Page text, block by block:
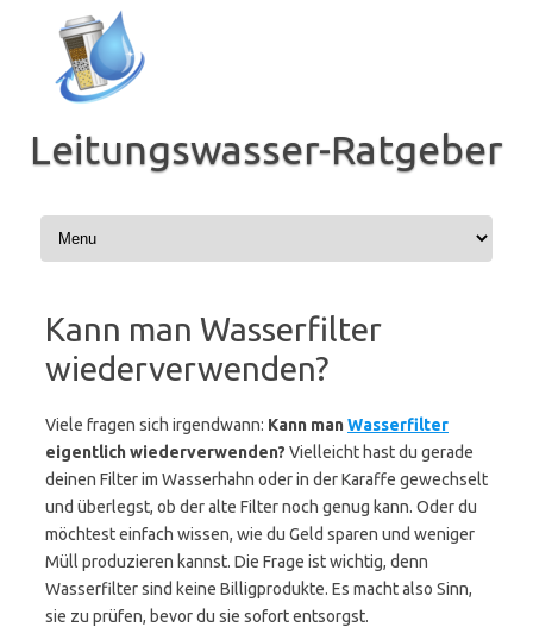
Inhalt
springen
Leitungswasser-Ratgeber
Kann man Wasserfilter
wiederverwenden?
Viele fragen sich irgendwann: Kann manWasserfilter
eigentlich wiederverwenden? Vielleicht hast du gerade
deinen Filter im Wasserhahn oder in der Karaffe gewechselt
und überlegst, ob der alte Filter noch genug kann. Oder du
möchtest einfach wissen, wie du Geld sparen und weniger
Müll produzieren kannst. Die Frage ist wichtig, denn
Wasserfilter sind keine Billigprodukte. Es macht also Sinn,
sie zu prüfen, bevor du sie sofort entsorgst.